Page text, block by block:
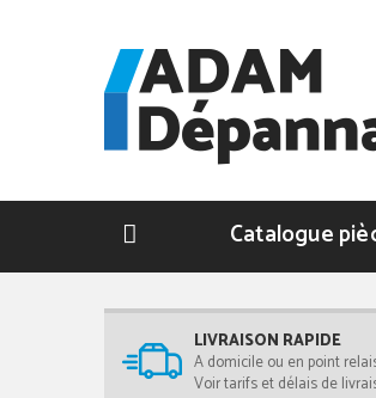
Catalogue
LIVRAISON RAPIDE
A domicile ou en point
Voir tarifs et délais de